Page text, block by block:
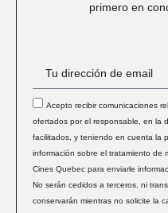
primero en
Acepto recibir comunicaciones
ofertados por el responsable, en la
facilitados, y teniendo en cuenta la
información sobre el tratamiento de
Cines Quebec para enviarle
No serán cedidos a terceros, ni
conservarán mientras no solicite la